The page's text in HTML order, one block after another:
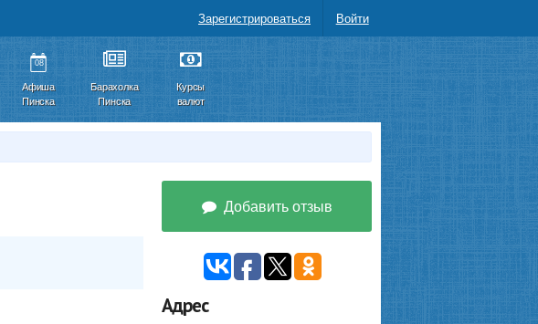
Зарегистрироваться Войти
08
Афиша
Пинска
Барахолка
Пинска
Курсы
валют
Добавить отзыв
Адрес